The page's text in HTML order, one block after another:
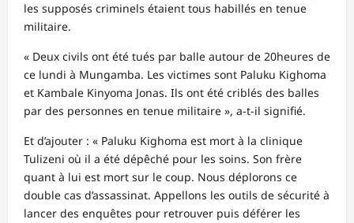
les supposés criminels étaient tous habillés en tenue
militaire.
« Deux civils ont été tués par balle autour de 20heures de
ce lundi à Mungamba. Les victimes sont Paluku Kighoma
et Kambale Kinyoma Jonas. Ils ont été criblés des balles
par des personnes en tenue militaire », a-t-il signifié.
Et d’ajouter : « Paluku Kighoma est mort à la clinique
Tulizeni où il a été dépêché pour les soins. Son frère
quant à lui est mort sur le coup. Nous déplorons ce
double cas d’assassinat. Appellons les outils de sécurité à
lancer des enquêtes pour retrouver puis déférer les